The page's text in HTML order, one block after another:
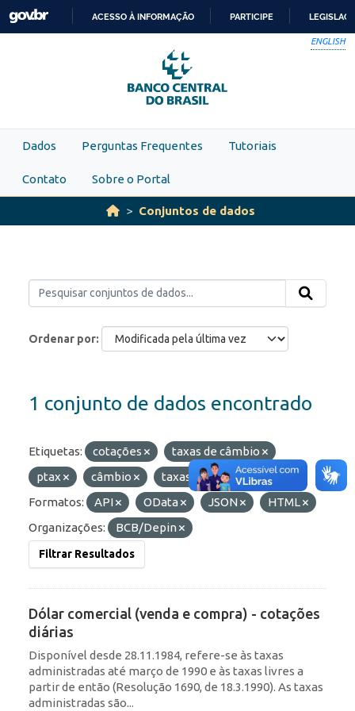
Skip to main content
PARA
O
CONTEÚDO
ACESSO À INFORMAÇÃO PARTICIPE
ENGLISH
Dados Perguntas Frequentes Tutoriais
Contato Sobre o Portal
Conjuntos de dados
Ordenar por
1 conjunto de dados encontrado
Etiquetas: cotações
taxas de câmbio
ptax
câmbio taxas
diárias
Formatos:
API OData JSON
HTML
Organizações:
BCB/Depin
Filtrar Resultados
Dólar comercial (venda e compra) - cotações
diárias
Disponível desde 28.11.1984, refere-se às taxas
administradas até março de 1990 e às taxas livres a
partir de então (Resolução 1690, de 18.3.1990). As taxas
administradas são...